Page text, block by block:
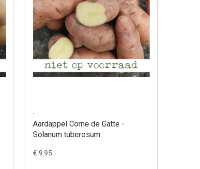
.
Aardappel Corne de Gatte -
Solanum tuberosum
€ 9.95